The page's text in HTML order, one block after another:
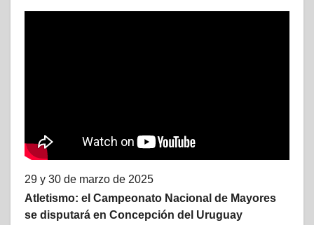
29 y 30 de marzo de 2025
Atletismo: el Campeonato Nacional de Mayores
se disputará en Concepción del Uruguay